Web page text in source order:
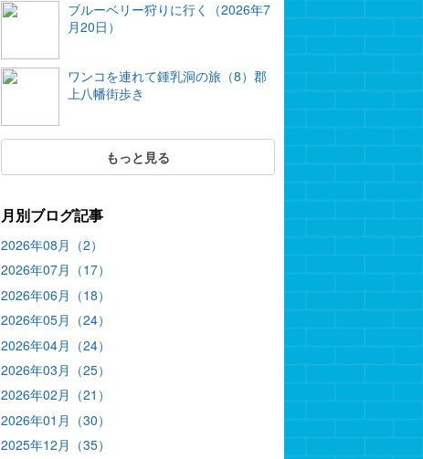
ブルーベリー狩りに行く（2026年7
月20日）
ワンコを連れて鍾乳洞の旅（8）郡
上八幡街歩き
もっと見る
月別ブログ記事
2026年08月（2）
2026年07月（17）
2026年06月（18）
2026年05月（24）
2026年04月（24）
2026年03月（25）
2026年02月（21）
2026年01月（30）
2025年12月（35）